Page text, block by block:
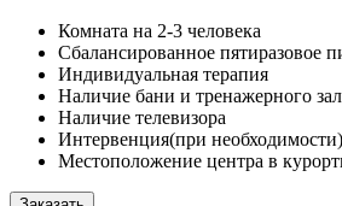
Комната на 2-3 человека
Сбалансированное пятиразовое
Индивидуальная терапия
Наличие бани и тренажерного
Наличие телевизора
Интервенция(при необходимости)
Местоположение центра в